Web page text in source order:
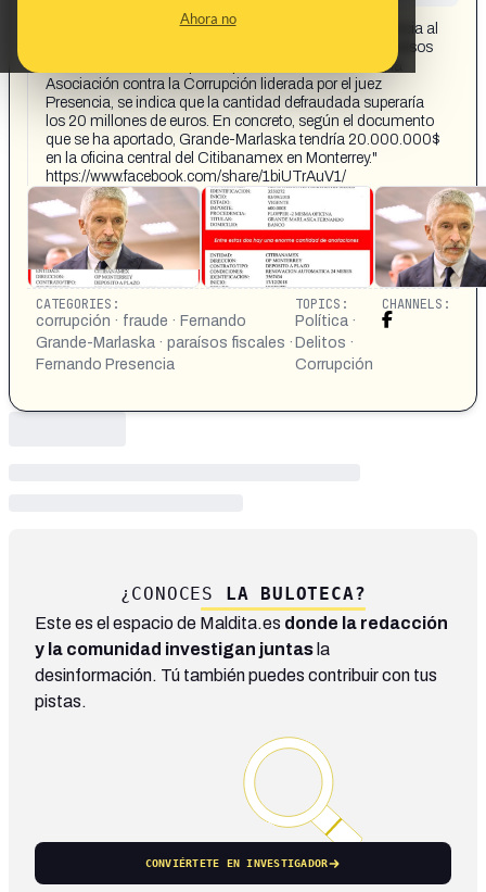
Ahora no
[Transcripción publicación] "🔴El juez Presencia denuncia al
ministro Marlaska ante la AAI por tener cuentas en paraísos
fiscales. En el escrito que ha presentado a ACODAP, la
Asociación contra la Corrupción liderada por el juez
Presencia, se indica que la cantidad defraudada superaría
los 20 millones de euros. En concreto, según el documento
que se ha aportado, Grande-Marlaska tendría 20.000.000$
en la oficina central del Citibanamex en Monterrey."
https://www.facebook.com/share/1biUTrAuV1/
CATEGORIES:
corrupción · fraude · Fernando
Grande-Marlaska · paraísos fiscales ·
Fernando Presencia
TOPICS:
Política ·
Delitos ·
Corrupción
CHANNELS:
¿CONOCES LA BULOTECA?
Este es el espacio de Maldita.es donde la redacción
y la comunidad investigan juntas la
desinformación. Tú también puedes contribuir con tus
pistas.
CONVIÉRTETE EN INVESTIGADOR